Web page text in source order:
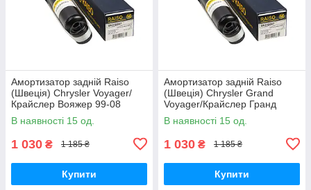
Амортизатор задній Raiso
(Швеція) Chrysler Voyager/
Крайслер Вояжер 99-08
#RS200687 UANWSFO17
В наявності 15 од.
1 030 ₴ 1 185 ₴
Купити
Амортизатор задній Raiso
(Швеція) Chrysler Grand
Voyager/Крайслер Гранд
Вояжер 99-08 #RS200687
UANWSFO17
В наявності 15 од.
1 030 ₴ 1 185 ₴
Купити